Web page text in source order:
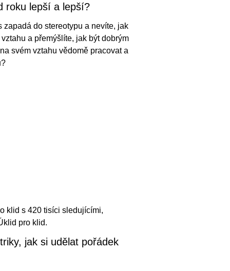
roku lepší a lepší?
zapadá do stereotypu a nevíte, jak
a přemýšlíte, jak být dobrým
svém vztahu vědomě pracovat a
klid s 420 tisíci sledujícími,
pro klid.
jak si udělat pořádek